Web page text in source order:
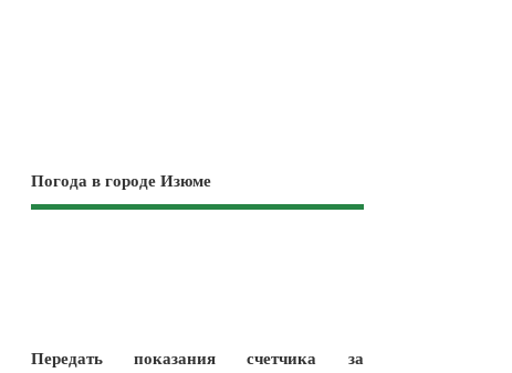
Погода в городе Изюме
Передать показания счетчика за